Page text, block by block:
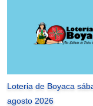
Loteria de Boyaca
agosto 2026